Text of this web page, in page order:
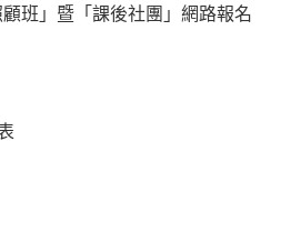
班」暨「課後社團」網路報名